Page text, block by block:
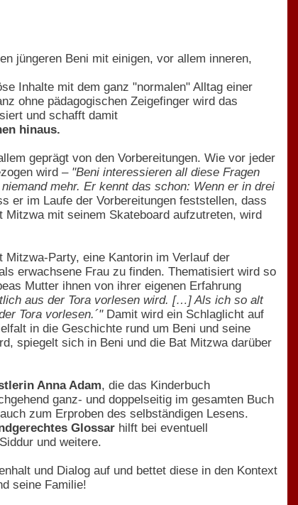
jüngeren Beni mit einigen, vor allem inneren,
Inhalte mit dem ganz "normalen" Alltag einer
ohne pädagogischen Zeigefinger wird das
und schafft damit
hinaus.
geprägt von den Vorbereitungen. Wie vor jeder
wird – "Beni interessieren all diese Fragen
mehr. Er kennt das schon: Wenn er in drei
er im Laufe der Vorbereitungen feststellen, dass
mit seinem Skateboard aufzutreten, wird
Mitzwa-Party, eine Kantorin im Verlauf der
erwachsene Frau zu finden. Thematisiert wird so
Mutter ihnen von ihrer eigenen Erfahrung
aus der Tora vorlesen wird. […] Als ich so alt
Tora vorlesen.´"Damit wird ein Schlaglicht auf
in die Geschichte rund um Beni und seine
spiegelt sich in Beni und die Bat Mitzwa darüber
Anna Adam, die das Kinderbuch
ganz- und doppelseitig im gesamten Buch
zum Erproben des selbständigen Lesens.
Glossar hilft bei eventuell
und weitere.
und Dialog auf und bettet diese in den Kontext
seine Familie!